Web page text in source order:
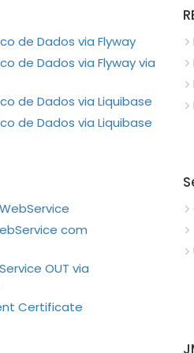
de Dados via Flyway
de Dados via Flyway via
de Dados via Liquibase
de Dados via Liquibase
com
OUT via
Certificate